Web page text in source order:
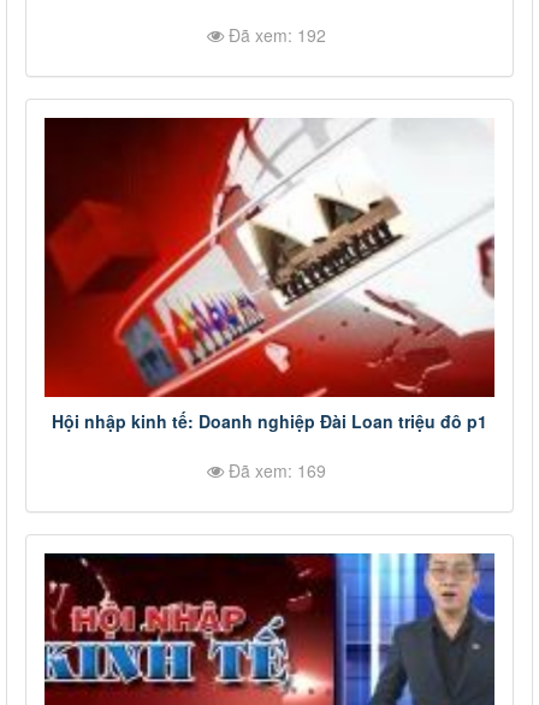
Đã xem: 192
Hội nhập kinh tế: Doanh nghiệp Đài Loan triệu đô p1
Đã xem: 169